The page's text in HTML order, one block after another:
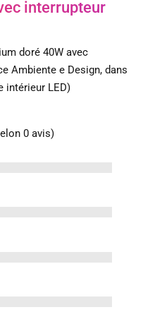
interrupteur
doré 40W avec
Ambiente e Design, dans
intérieur LED)
0 avis)